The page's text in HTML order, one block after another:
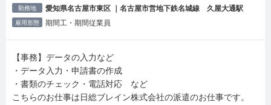
勤務地 愛知県名古屋市東区 ｜名古屋市営地下鉄名城線 久屋大通駅
雇用形態 期間工・期間従業員
【事務】データの入力など
・データ入力・申請書の作成
・書類のチェック・電話対応 など
こちらのお仕事は日総ブレイン株式会社の派遣のお仕事です。